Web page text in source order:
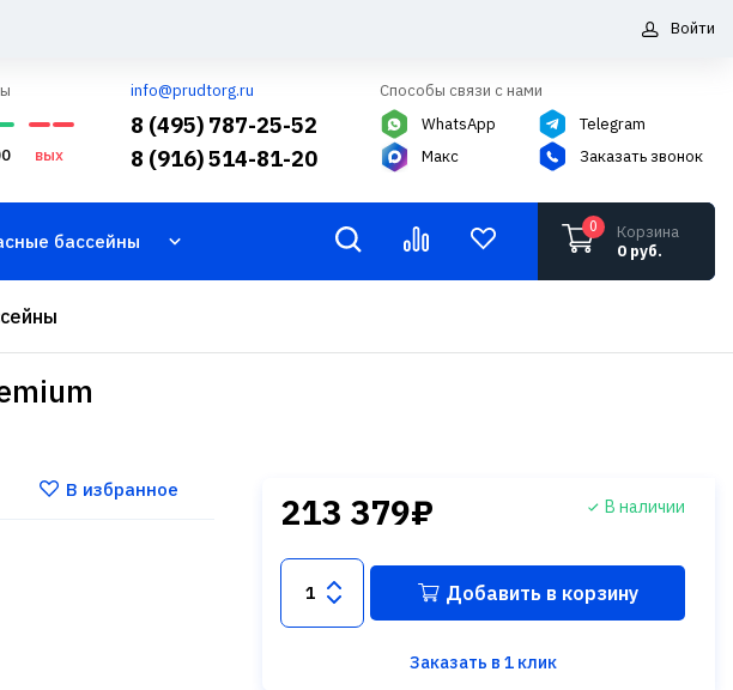
Войти
вых
info@prudtorg.ru
8 (495) 787-25-52
8 (916) 514-81-20
Способы связи с нами
WhatsApp
Макс
Telegram
Заказать звонок
бассейны
0
Корзина
0 руб.
В избранное
213 379₽ В наличии
Добавить в корзину
Заказать в 1 клик